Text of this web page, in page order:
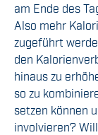
am Ende des
Also mehr
zugeführt
den
hinaus zu
so zu
setzen können
involvieren?